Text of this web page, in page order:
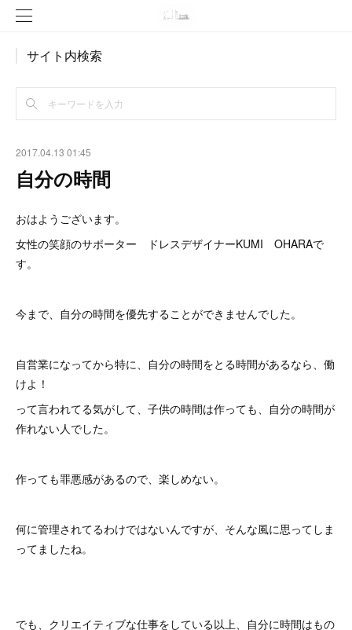
サイト内検索
2017.04.13 01:45
自分の時間
おはようございます。
女性の笑顔のサポーター ドレスデザイナーKUMI OHARAで
す。
今まで、自分の時間を優先することができませんでした。
自営業になってから特に、自分の時間をとる時間があるなら、働
けよ！
って言われてる気がして、子供の時間は作っても、自分の時間が
作れない人でした。
作っても罪悪感があるので、楽しめない。
何に管理されてるわけではないんですが、そんな風に思ってしま
ってましたね。
でも、クリエイティブな仕事をしている以上、自分に時間はもの